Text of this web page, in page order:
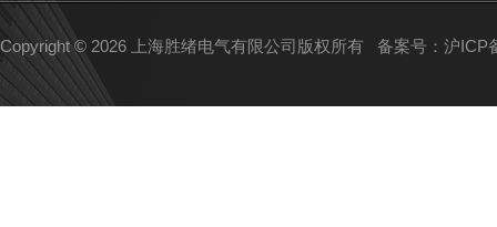
Copyright © 2026 上海胜绪电气有限公司版权所有 备案号：沪ICP